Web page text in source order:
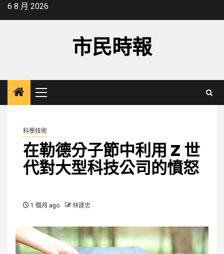
Skip6 8 月 2026
市民時報
Primary
Menu
科學技術
在勒德分子節中利用 Z 世
代對大型科技公司的憤怒
1 個月 ago 林建忠